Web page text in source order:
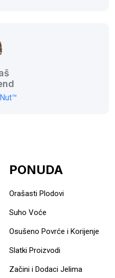
PONUDA
Orašasti Plodovi
Suho Voće
Osušeno Povrće i Korijenje
Slatki Proizvodi
Začini i Dodaci Jelima